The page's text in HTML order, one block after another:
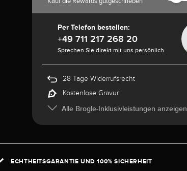
Per Telefon bestellen:
+49 711 217 268 20
Sprechen Sie direkt mit uns persönlich
28 Tage Widerrufsrecht
Kostenlose Gravur
Alle Brogle-Inklusivleistungen anzeigen
ECHTHEITSGARANTIE UND 100% SICHERHEIT